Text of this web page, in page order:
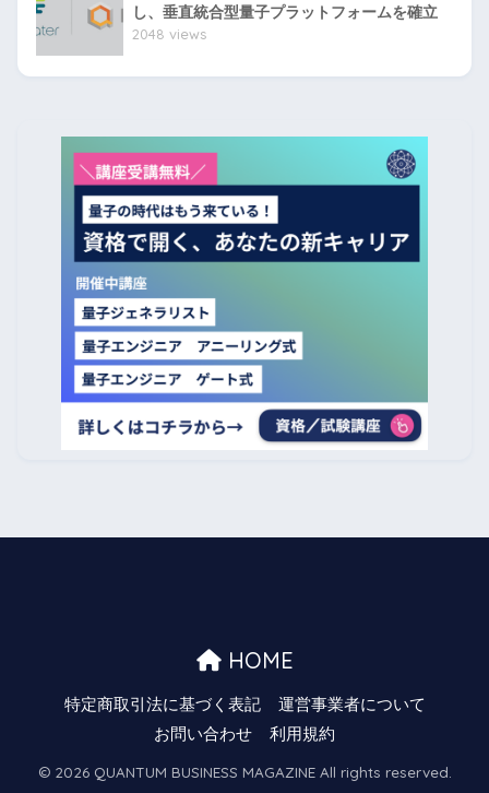
し、垂直統合型量子プラットフォームを確立
2048 views
HOME
特定商取引法に基づく表記
運営事業者について
お問い合わせ
利用規約
© 2026 QUANTUM BUSINESS MAGAZINE All rights reserved.